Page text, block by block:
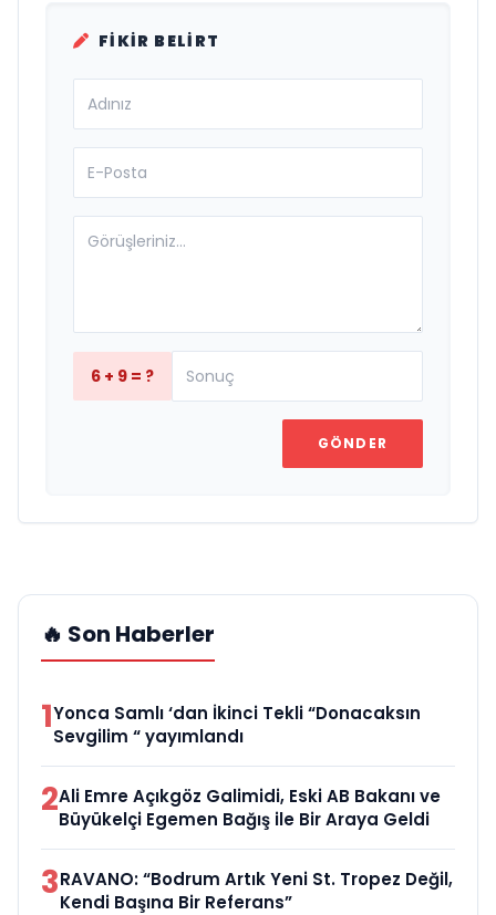
FIKIR BELIRT
6 + 9 = ?
GÖNDER
🔥 Son Haberler
1Yonca Samlı ‘dan İkinci Tekli “Donacaksın
Sevgilim “ yayımlandı
2Ali Emre Açıkgöz Galimidi, Eski AB Bakanı ve
Büyükelçi Egemen Bağış ile Bir Araya Geldi
3RAVANO: “Bodrum Artık Yeni St. Tropez Değil,
Kendi Başına Bir Referans”